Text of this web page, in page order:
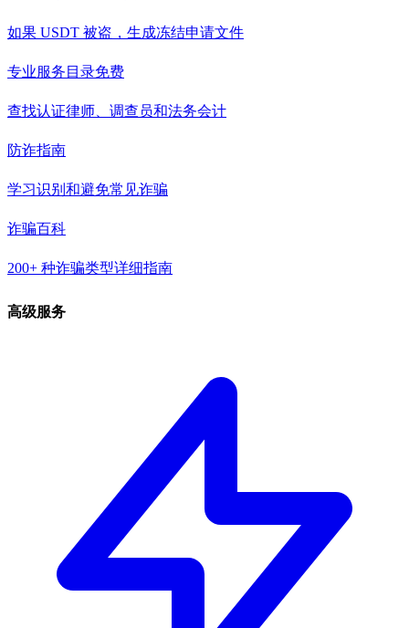
如果 USDT 被盗，生成冻结申请文件
专业服务目录免费
查找认证律师、调查员和法务会计
防诈指南
学习识别和避免常见诈骗
诈骗百科
200+ 种诈骗类型详细指南
高级服务